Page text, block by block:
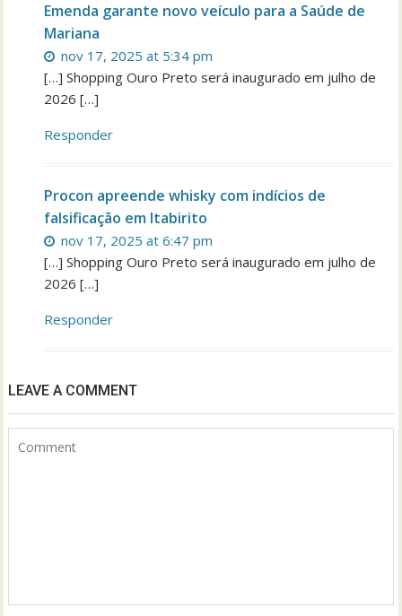
Emenda garante novo veículo para a Saúde de
Mariana
nov 17, 2025 at 5:34 pm
[…] Shopping Ouro Preto será inaugurado em julho de
2026 […]
Responder
Procon apreende whisky com indícios de
falsificação em Itabirito
nov 17, 2025 at 6:47 pm
[…] Shopping Ouro Preto será inaugurado em julho de
2026 […]
Responder
LEAVE A COMMENT